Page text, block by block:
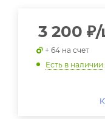
3 200 ₽
+ 64 на счет
Есть в наличии